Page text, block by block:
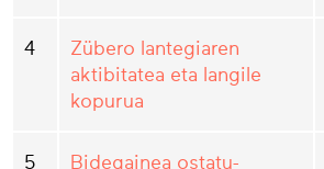
4
Zübero lantegiaren
aktibitatea eta langile
kopurua
5 Bidegainea ostatu-